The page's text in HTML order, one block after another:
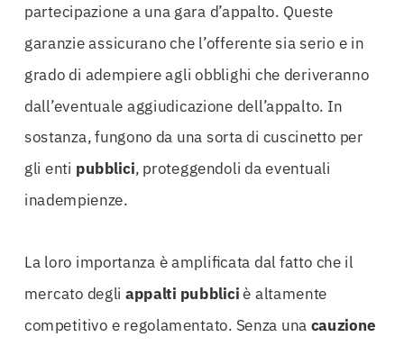
partecipazione a una gara d’appalto. Queste
garanzie assicurano che l’offerente sia serio e in
grado di adempiere agli obblighi che deriveranno
dall’eventuale aggiudicazione dell’appalto. In
sostanza, fungono da una sorta di cuscinetto per
gli enti pubblici, proteggendoli da eventuali
inadempienze.
La loro importanza è amplificata dal fatto che il
mercato degliappalti pubbliciè altamente
competitivo e regolamentato. Senza una cauzione